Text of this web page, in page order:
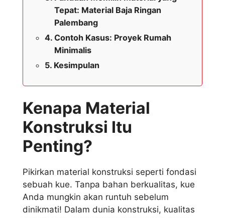
Tepat: Material Baja Ringan
Palembang
Contoh Kasus: Proyek Rumah
Minimalis
Kesimpulan
Kenapa Material
Konstruksi Itu
Penting?
Pikirkan material konstruksi seperti fondasi
sebuah kue. Tanpa bahan berkualitas, kue
Anda mungkin akan runtuh sebelum
dinikmati! Dalam dunia konstruksi, kualitas